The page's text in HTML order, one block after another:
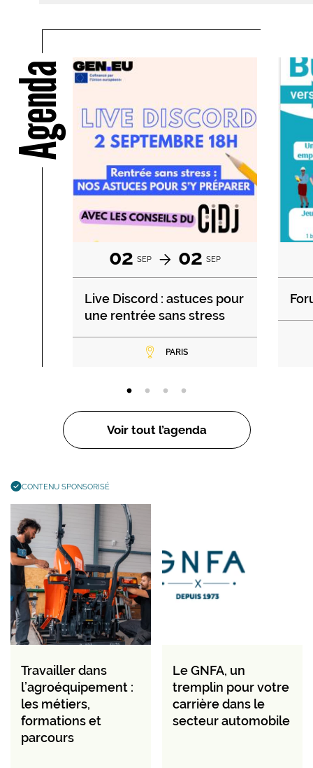
Agenda
02 SEP 02 SEP
Live Discord : astuces pour
une rentrée sans stress
PARIS
Voir tout l’agenda
CONTENU SPONSORISÉ
Travailler dans
l’agroéquipement :
les métiers,
formations et
parcours
Le GNFA, un
tremplin pour votre
carrière dans le
secteur automobile